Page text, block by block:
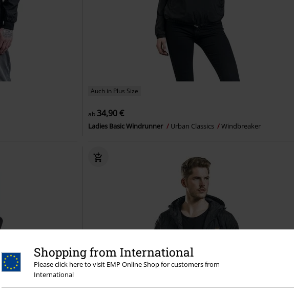
Shopping from International
Please click here to visit EMP Online Shop for customers from
International
Auch in Plus Size
ab 34,90 €
Ladies Basic Windrunner Urban Classics Windbreaker